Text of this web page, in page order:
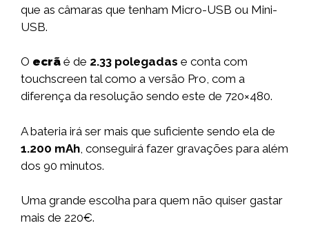
que as câmaras que tenham Micro-USB ou Mini-
USB.
O ecrã é de 2.33 polegadas e conta com
touchscreen tal como a versão Pro, com a
diferença da resolução sendo este de 720×480.
A bateria irá ser mais que suficiente sendo ela de
1.200 mAh , conseguirá fazer gravações para além
dos 90 minutos.
Uma grande escolha para quem não quiser gastar
mais de 220€.